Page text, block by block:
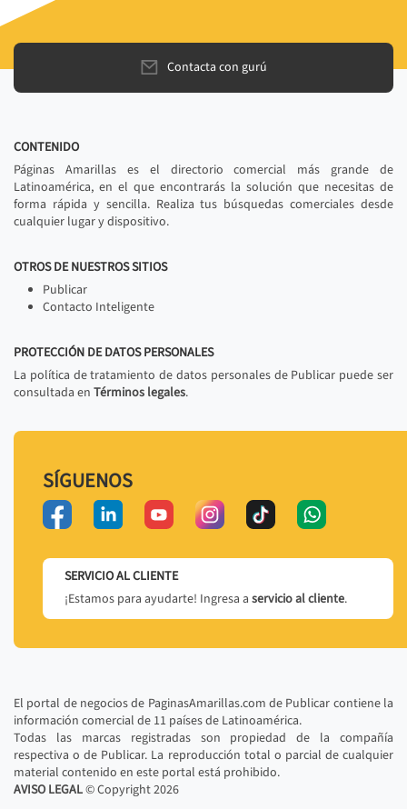
Contacta con gurú
CONTENIDO
Páginas Amarillas es el directorio comercial más grande de
Latinoamérica, en el que encontrarás la solución que necesitas de
forma rápida y sencilla. Realiza tus búsquedas comerciales desde
cualquier lugar y dispositivo.
OTROS DE NUESTROS SITIOS
Publicar
Contacto Inteligente
PROTECCIÓN DE DATOS PERSONALES
La política de tratamiento de datos personales de Publicar puede ser
consultada en Términos legales.
SÍGUENOS
SERVICIO AL CLIENTE
¡Estamos para ayudarte! Ingresa a servicio al cliente.
El portal de negocios de PaginasAmarillas.com de Publicar contiene la
información comercial de 11 países de Latinoamérica.
Todas las marcas registradas son propiedad de la compañía
respectiva o de Publicar. La reproducción total o parcial de cualquier
material contenido en este portal está prohibido.
AVISO LEGAL© Copyright2026